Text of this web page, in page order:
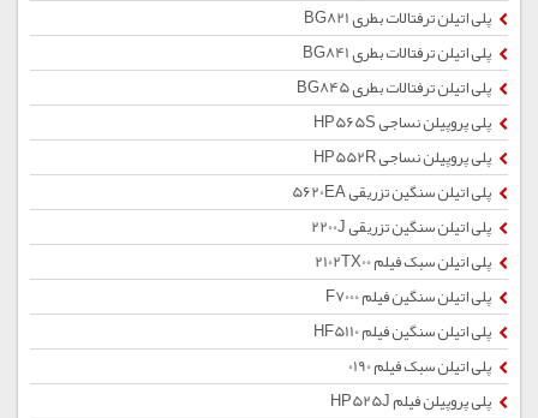
پلی اتیلن ترفتالات بطری BG821
پلی اتیلن ترفتالات بطری BG841
پلی اتیلن ترفتالات بطری BG845
پلی پروپیلن نساجی HP565S
پلی پروپیلن نساجی HP552R
پلی اتیلن سنگین تزریقی 5620EA
پلی اتیلن سنگین تزریقی 2200J
پلی اتیلن سبک فیلم 2102TX00
پلی اتیلن سنگین فیلم F7000
پلی اتیلن سنگین فیلم HF5110
پلی اتیلن سبک فیلم 0190
پلی پروپیلن فیلم HP525J